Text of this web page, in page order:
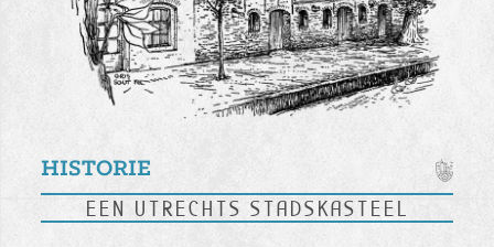
HISTORIE
Een Utrechts stadskasteel